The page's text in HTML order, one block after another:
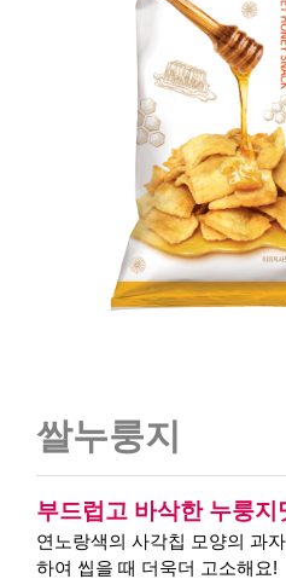
쌀누룽지
부드럽고 바삭한 누룽지
연노랑색의 사각칩 모양의 과
하여 씹을 때 더욱더 고소해요!